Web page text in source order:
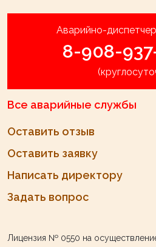
Аварийно-
8-908-
Все аварийные службы
Оставить отзыв
Оставить заявку
Написать директору
Задать вопрос
Лицензия № 0550 на